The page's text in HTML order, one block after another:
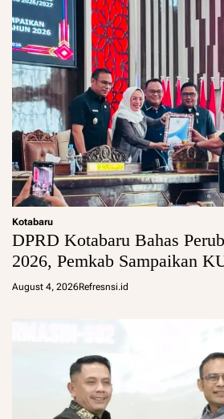
Kotabaru
DPRD Kotabaru Bahas
2026, Pemkab Sampaikan
August 4, 2026Refresnsi.id